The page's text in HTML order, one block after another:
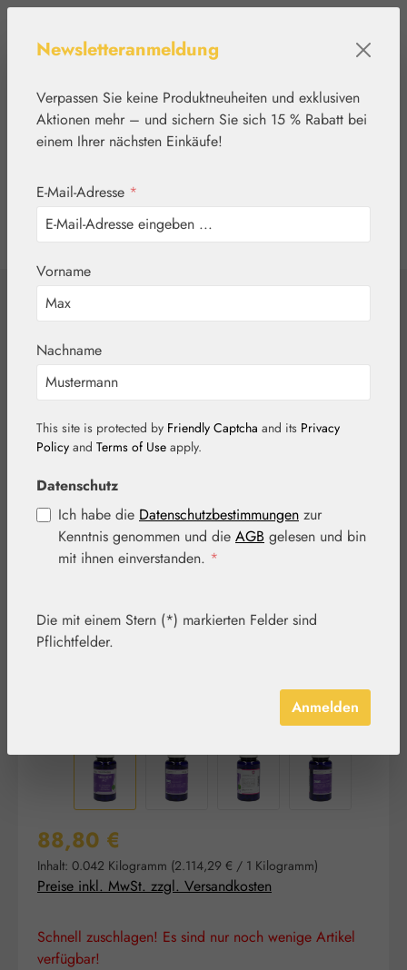
Werkzeugleiste anzeigen
Gedächtnis-Fit
Kapseln
Bildergalerie überspringen
Regulärer Preis:
88,80 €
Inhalt: 0.042 Kilogramm (2.114,29 € / 1 Kilogramm)
Preise inkl. MwSt. zzgl. Versandkosten
Schnell zuschlagen! Es sind nur noch wenige Artikel
verfügbar!
Newsletteranmeldung
Verpassen Sie keine Produktneuheiten und exklusiven
Aktionen mehr – und sichern Sie sich 15 % Rabatt bei
einem Ihrer nächsten Einkäufe!
E-Mail-Adresse *
Vorname
Nachname
This site is protected by Friendly Captcha and its Privacy
Policy and Terms of Use apply.
Datenschutz
Ich habe die Datenschutzbestimmungen zur
Kenntnis genommen und die AGB gelesen und bin
mit ihnen einverstanden. *
Die mit einem Stern (*) markierten Felder sind
Pflichtfelder.
Anmelden